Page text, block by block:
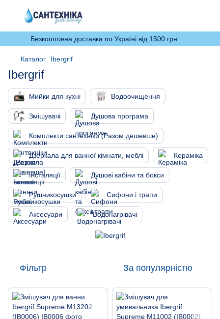
Безкоштовна доставка по Україні від 1500 грн
Каталог Ibergrif
Ibergrif
Мийки для кухні Водоочищення
Змішувачі Душова програма
Комплекти сантехніки (Разом дешевше)
Дзеркала для ванної кімнати, меблі Кераміка
Інсталяції Душові кабіни та бокси
Рушникосушки Сифони і трапи
Аксесуари Водонагрівачі
Фільтр За популярністю